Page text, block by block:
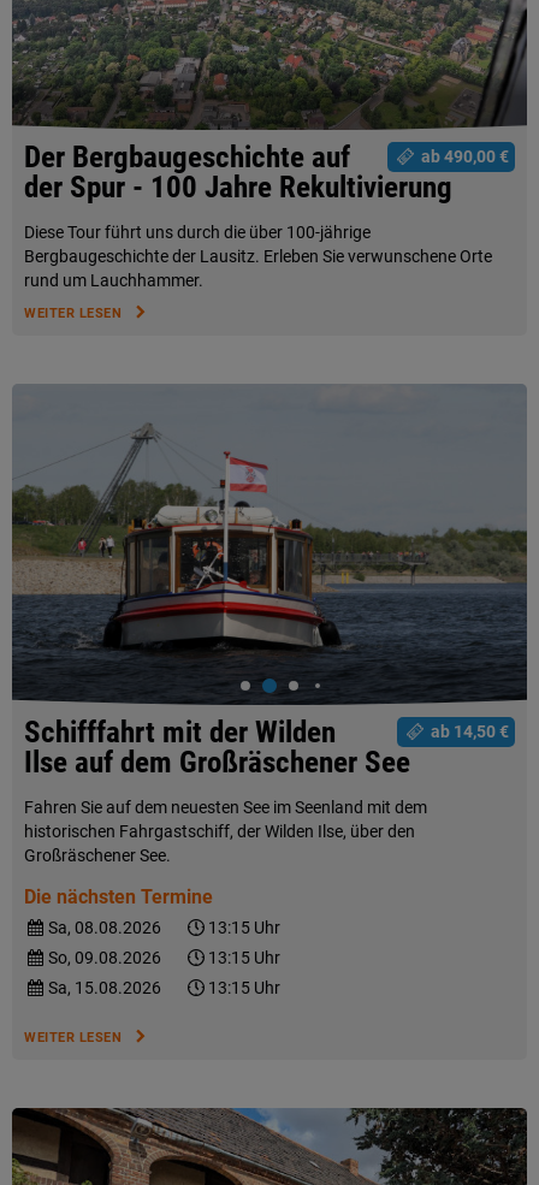
ab 490,00 €
Der Bergbaugeschichte auf
der Spur - 100 Jahre Rekultivierung
Diese Tour führt uns durch die über 100-jährige
Bergbaugeschichte der Lausitz. Erleben Sie verwunschene Orte
rund um Lauchhammer.
WEITER LESEN
ab 14,50 €
Schifffahrt mit der Wilden
Ilse auf dem Großräschener See
Fahren Sie auf dem neuesten See im Seenland mit dem
historischen Fahrgastschiff, der Wilden Ilse, über den
Großräschener See.
Die nächsten Termine
Sa, 08.08.2026
13:15 Uhr
So, 09.08.2026
13:15 Uhr
Sa, 15.08.2026
13:15 Uhr
WEITER LESEN